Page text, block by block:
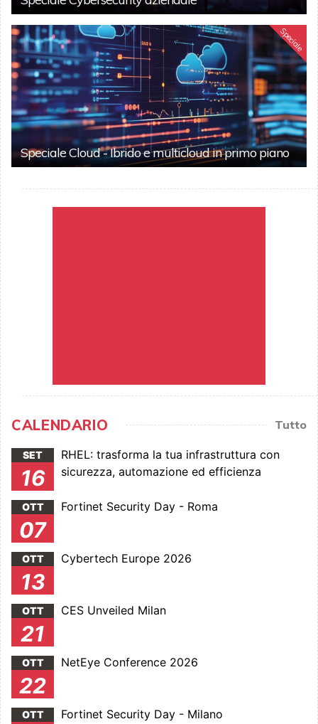
Speciale
Speciale Cloud - Ibrido e multicloud in primo piano
CALENDARIO Tutto
SET
16
RHEL: trasforma la tua infrastruttura con
sicurezza, automazione ed efficienza
OTT
07
Fortinet Security Day - Roma
OTT
13
Cybertech Europe 2026
OTT
21
CES Unveiled Milan
OTT
22
NetEye Conference 2026
OTT Fortinet Security Day - Milano